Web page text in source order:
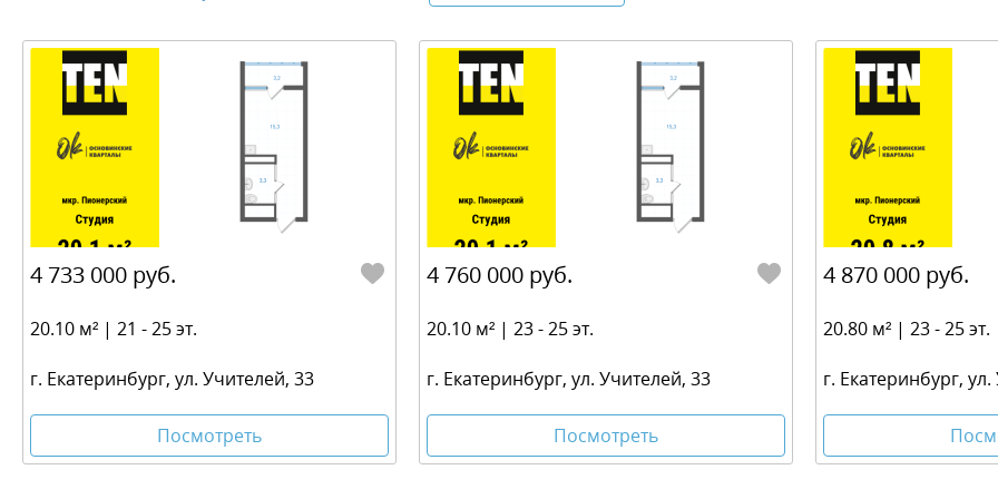
4 733 000 руб.
20.10 м² | 21 - 25 эт.
г. Екатеринбург, ул. Учителей, 33
Посмотреть
4 760 000 руб.
20.10 м² | 23 - 25 эт.
г. Екатеринбург, ул. Учителей, 33
Посмотреть
4 870 000 руб.
20.80 м² | 23 - 25 эт.
г. Екатеринбург,